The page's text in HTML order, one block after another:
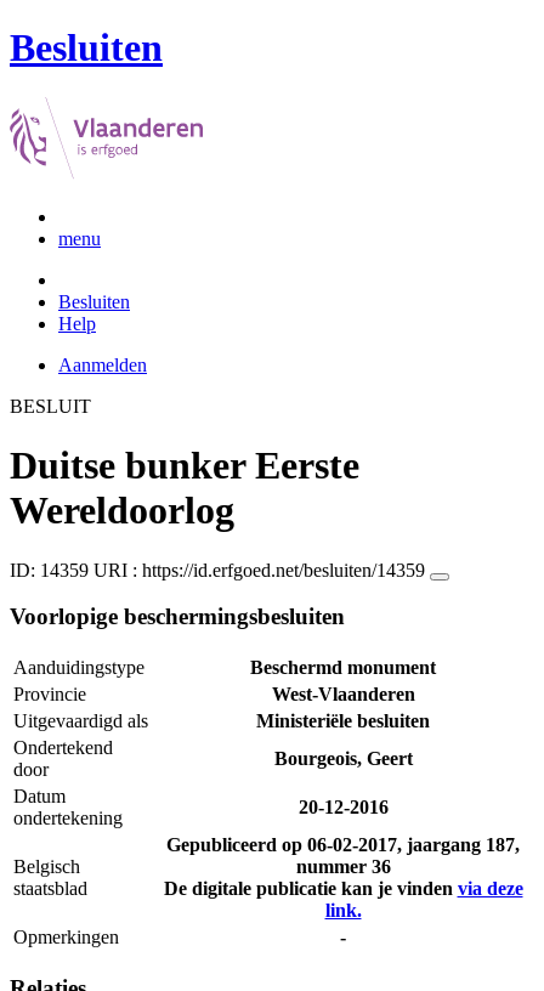
Besluiten
menu
Besluiten
Help
Aanmelden
BESLUIT
Duitse bunker Eerste
Wereldoorlog
ID: 14359 URI : https://id.erfgoed.net/besluiten/14359
Voorlopige beschermingsbesluiten
Aanduidingstype
Beschermd monument
Provincie
West-Vlaanderen
Uitgevaardigd als
Ministeriële besluiten
Ondertekend
door
Bourgeois, Geert
Datum
ondertekening
20-12-2016
Belgisch
staatsblad
Gepubliceerd op 06-02-2017, jaargang 187,
nummer 36
De digitale publicatie kan je vinden via deze
link.
Opmerkingen
-